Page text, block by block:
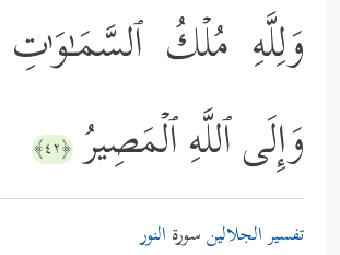
وَلِلَّهِ مُلۡكُ ٱلسَّمَـٰوَ
وَإِلَى ٱللَّهِ ٱلۡمَصِیرُ ﴿٤٢﴾
تفسير الجلالينسورة النور